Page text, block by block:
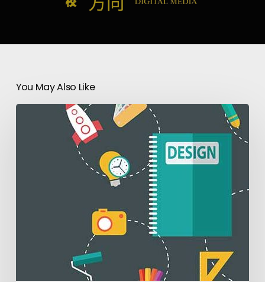
You May Also Like